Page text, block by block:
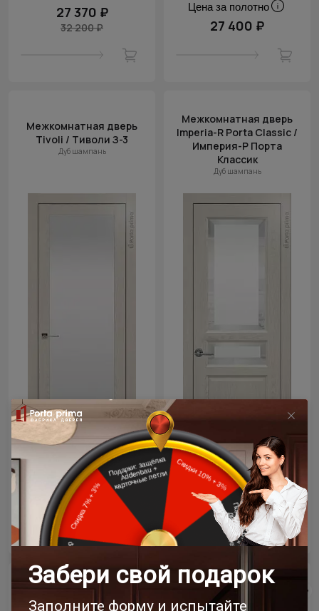
27 370 ₽
32 200 ₽
Цена за полотно
27 400 ₽
Межкомнатная дверь
Tivoli / Тиволи З-3
Дуб шампань
Цена за полотно
28 100 ₽
Межкомнатная дверь
Imperia-R Porta Classic /
Империя-Р Порта
Классик
Дуб шампань
Цена за полотно
28 200 ₽
Межкомнатная дверь
Dinastia Porta Classic /
Межкомнатная дверь
Milano Porta Classic /